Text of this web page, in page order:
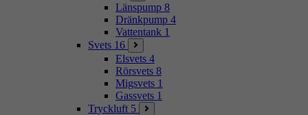
Länspump 8
Dränkpump 4
Vattentank 1
Svets 16
Elsvets 4
Rörsvets 8
Migsvets 1
Gassvets 1
Tryckluft 5